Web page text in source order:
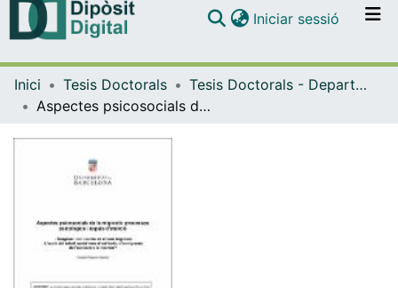
Navega per tot el DD
Iniciar sessió (current)
Inici Tesis Doctorals
Tesis Doctorals - Departament - Treball Social i Serveis Socials
Aspectes psicosocials de la migració: processos psicològics i espais d'atenció. Imaginari, dol i estrès en el món migratori. L'acció del treball social vers el col·lectiu d'immigrants: de l'exclusió a la inserció?